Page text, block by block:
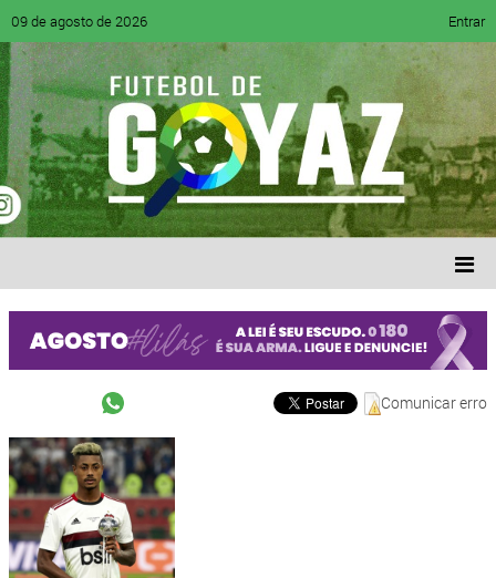
09 de agosto de 2026 Entrar
Comunicar erro